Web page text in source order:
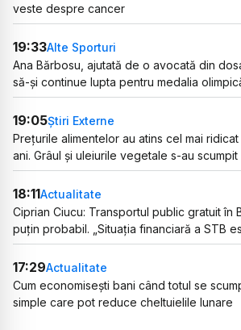
veste despre cancer
19:33Alte Sporturi
Ana Bărbosu, ajutată de o avocată din
să-și continue lupta pentru medalia
19:05Știri Externe
Prețurile alimentelor au atins cel mai
ani. Grâul și uleiurile vegetale s-au
18:11Actualitate
Ciprian Ciucu: Transportul public gratuit în
puțin probabil. „Situația financiară a STB
17:29Actualitate
Cum economisești bani când totul se
simple care pot reduce cheltuielile lunare